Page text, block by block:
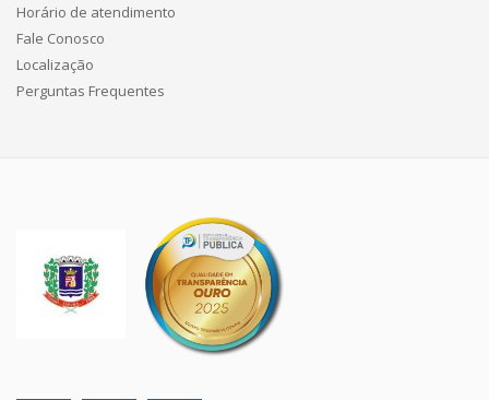
Horário de atendimento
Fale Conosco
Localização
Perguntas Frequentes